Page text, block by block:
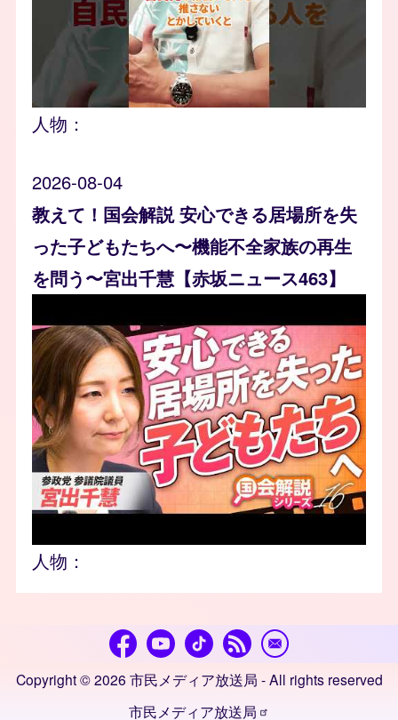
人物：
2026-08-04
教えて！国会解説 安心できる居場所を失
った子どもたちへ〜機能不全家族の再生
を問う〜宮出千慧【赤坂ニュース463】
人物：
Copyright © 2026 市民メディア放送局 - All rights reserved
市民メディア放送局